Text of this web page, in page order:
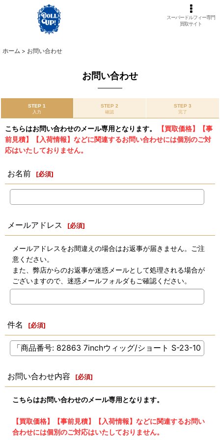
スーパードルフィー専門
買取サイト
ホーム > お問い合わせ
お問い合わせ
STEP 1
入力
STEP 2
確認
STEP 3
完了
こちらはお問い合わせのメール専用となります。
【買取価格】【事
前見積】【入荷情報】などに関連するお問い合わせには個別のご対
応はいたしておりません。
お名前 [必須]
メールアドレス [必須]
メールアドレスをお間違えの場合はお返事が届きません。ご注
意ください。
また、弊店からのお返事が迷惑メールとして処理される場合が
ございますので、迷惑メールフォルダもご確認ください。
件名 [必須]
お問い合わせ内容 [必須]
こちらはお問い合わせのメール専用となります。
【買取価格】【事前見積】【入荷情報】などに関連するお問い
合わせには個別のご対応はいたしておりません。